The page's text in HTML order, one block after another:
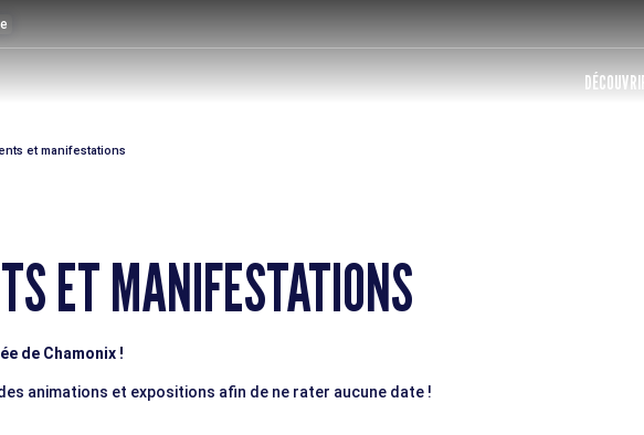
et manifestations
ET MANIFESTATIONS
de Chamonix !
animations et expositions afin de ne rater aucune date !